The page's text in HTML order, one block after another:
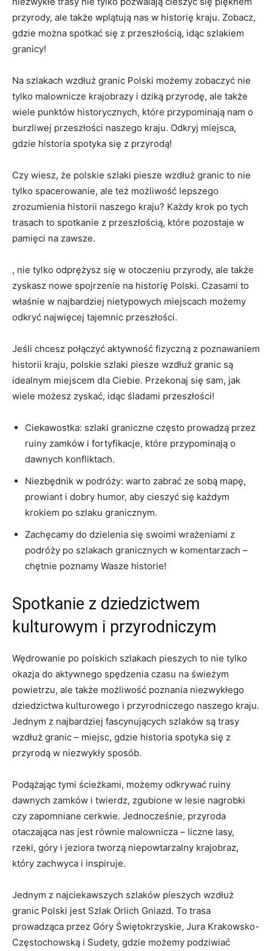
przyrody, ale także wplątują nas w historię kraju. Zobacz,
⁤gdzie można spotkać‍ się z przeszłością, idąc szlakiem
granicy!
Na szlakach wzdłuż granic Polski możemy zobaczyć nie
tylko⁢ malownicze ‌krajobrazy i dziką przyrodę, ale także
wiele punktów historycznych, które⁢ przypominają nam o
burzliwej przeszłości naszego kraju. ​Odkryj miejsca,
gdzie historia spotyka ⁤się‌ z przyrodą!
Czy wiesz, ⁤że polskie szlaki piesze⁤ wzdłuż granic ‍to nie
tylko spacerowanie, ale też możliwość lepszego
zrozumienia historii ‍naszego kraju? Każdy ‍krok po tych
‌trasach to spotkanie‌ z ‍przeszłością, które ​pozostaje w
pamięci ⁤na⁢ zawsze.
, nie tylko odprężysz się ‌w otoczeniu przyrody, ⁣ale także
zyskasz⁣ nowe spojrzenie ⁢na ⁤historię ‍Polski. Czasami to⁤
właśnie w‌ najbardziej nietypowych miejscach możemy
odkryć​ najwięcej tajemnic przeszłości.
Jeśli chcesz połączyć aktywność fizyczną z poznawaniem
historii kraju, polskie szlaki piesze wzdłuż granic są
idealnym miejscem dla Ciebie. ​Przekonaj się ‌sam, jak
wiele możesz⁢ zyskać, idąc⁤ śladami przeszłości!
Ciekawostka: ⁢szlaki graniczne często ‌prowadzą ⁢przez
ruiny zamków‌ i fortyfikacje, które przypominają o
⁣dawnych‍ konfliktach.
Niezbędnik w podróży: warto zabrać ​ze⁢ sobą mapę,
prowiant ‌i dobry humor, aby⁤ cieszyć się każdym
⁤krokiem po szlaku granicznym.
Zachęcamy do dzielenia się⁢ swoimi wrażeniami z‍
podróży po szlakach‍ granicznych w komentarzach –
⁣chętnie ⁢poznamy ‍Wasze historie!
Spotkanie z ‌dziedzictwem
kulturowym i przyrodniczym
Wędrowanie po ​polskich szlakach pieszych ‍to nie tylko
okazja do ​aktywnego spędzenia ⁣czasu na świeżym⁢
powietrzu, ale także⁣ możliwość‍ poznania niezwykłego
dziedzictwa kulturowego i przyrodniczego naszego‌ kraju.
Jednym z ‌najbardziej fascynujących⁢ szlaków są trasy
wzdłuż granic – miejsc, ⁤gdzie​ historia ⁣spotyka⁤ się⁣ z
przyrodą w niezwykły sposób.
Podążając ‍tymi ścieżkami, ​możemy odkrywać ruiny
dawnych zamków i ‌twierdz, zgubione w lesie⁢ nagrobki
czy zapomniane cerkwie. Jednocześnie, przyroda
otaczająca ‌nas jest równie malownicza – liczne⁢ lasy,
rzeki,⁤ góry ⁤i⁣ jeziora tworzą niepowtarzalny krajobraz,
⁢który zachwyca i ​inspiruje.
Jednym z najciekawszych szlaków pieszych wzdłuż
granic Polski‌ jest Szlak Orlich Gniazd. To trasa
prowadząca przez Góry Świętokrzyskie, Jura Krakowsko-
Częstochowską i Sudety, gdzie możemy podziwiać